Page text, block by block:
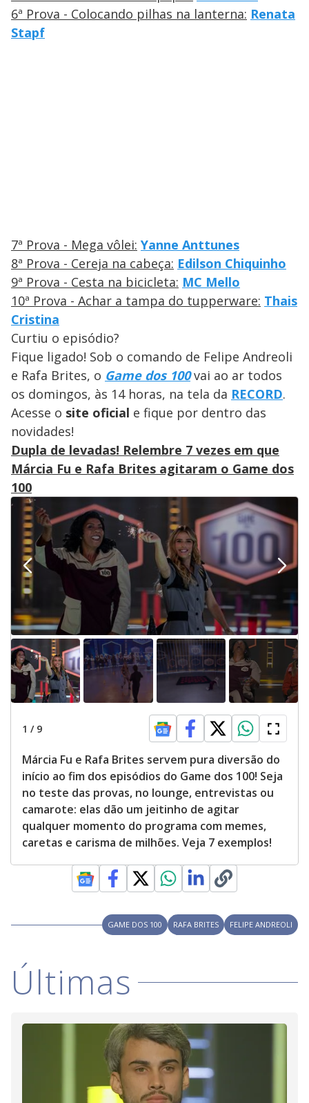
6ª Prova - Colocando pilhas na lanterna: Renata
Stapf
7ª Prova - Mega vôlei: Yanne Anttunes
8ª Prova - Cereja na cabeça: Edilson Chiquinho
9ª Prova - Cesta na bicicleta: MC Mello
10ª Prova - Achar a tampa do tupperware: Thais
Cristina
Curtiu o episódio?
Fique ligado! Sob o comando de Felipe Andreoli
e Rafa Brites, o Game dos 100vai ao ar todos
os domingos, às 14 horas, na tela da RECORD.
Acesse o site oficial e fique por dentro das
novidades!
Dupla de levadas! Relembre 7 vezes em que
Márcia Fu e Rafa Brites agitaram o Game dos
100
1 / 9
Márcia Fu e Rafa Brites servem pura diversão do
início ao fim dos episódios do Game dos 100! Seja
no teste das provas, no lounge, entrevistas ou
camarote: elas dão um jeitinho de agitar
qualquer momento do programa com memes,
caretas e carisma de milhões. Veja 7 exemplos!
GAME DOS 100 RAFA BRITES FELIPE ANDREOLI
Últimas